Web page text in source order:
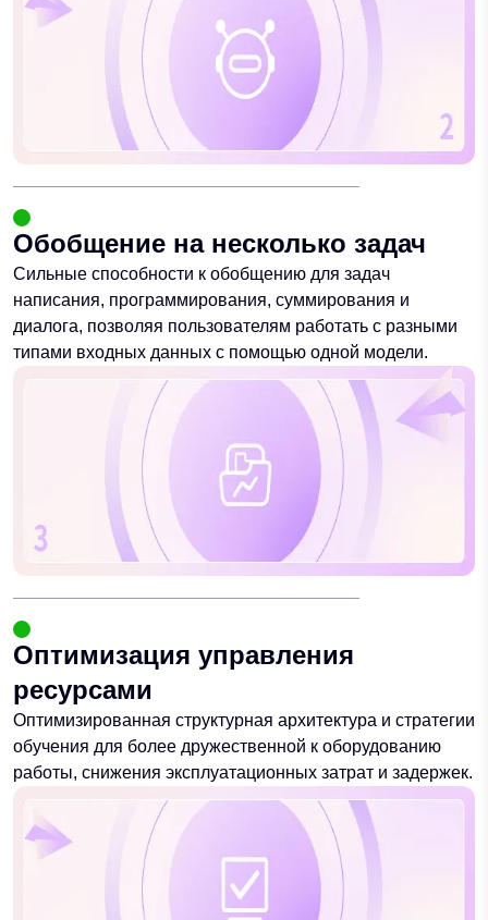
Обобщение на несколько задач
Сильные способности к обобщению для задач
написания, программирования, суммирования и
диалога, позволяя пользователям работать с разными
типами входных данных с помощью одной модели.
Оптимизация управления
ресурсами
Оптимизированная структурная архитектура и стратегии
обучения для более дружественной к оборудованию
работы, снижения эксплуатационных затрат и задержек.